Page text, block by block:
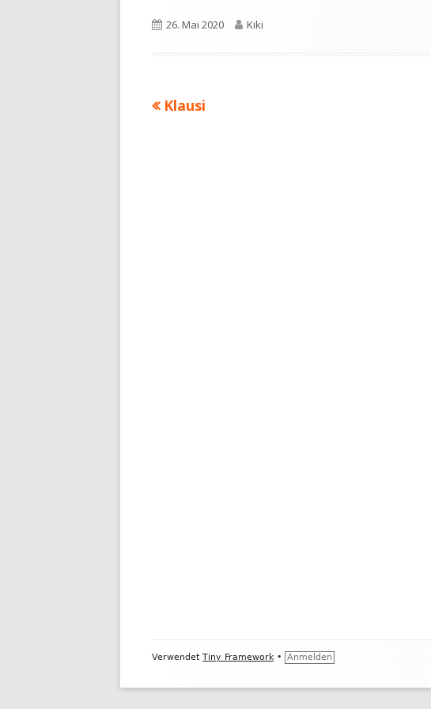
Veröffentlicht
26. Mai 2020 Autor
Kiki
Beitragsnavigation
Vorheriger
Klausi
Footer
Verwendet Tiny Framework • Anmelden